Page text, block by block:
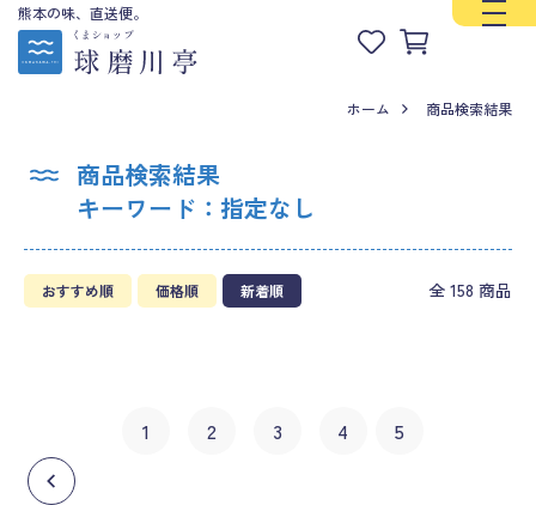
熊本の味、直送便。
ホーム 商品検索結果
商品検索結果
キーワード：指定なし
おすすめ順 価格順 新着順 全 158 商品
稿
1 2 3 4 5